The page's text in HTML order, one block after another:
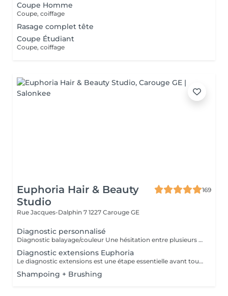
Coupe Homme
Coupe, coiffage
Rasage complet tête
Coupe Étudiant
Coupe, coiffage
Euphoria Hair & Beauty
Studio
169
Rue Jacques-Dalphin 7 1227 Carouge GE
Diagnostic personnalisé
Diagnostic balayage/couleur Une hésitation entre plusieurs prestations ? Vous avez besoin de conseils personnalisés ? En réservant votre diagnostic, un moment vous sera dédié avec l'un de nos experts pour voir quel forfait répond à vos besoins. Bon à savoir : Le prix du diagnostic sera déduit de la prestation finale si elle a lieu dans le mois suivant le diagnostic. Les diagnostics étant effectués durant la journée, ils ne garantissent donc pas de pouvoir enchaîner directement sur la prestation choisie. Détails de la prestation : - Consultation personnalisée de 15 minutes - Prélèvement de mèche test si besoin - Conseils personnalisés
Diagnostic extensions Euphoria
Le diagnostic extensions est une étape essentielle avant toute pose. Il vous permet de bénéficier d'un accompagnement personnalisé afin d'obtenir un résultat naturel, harmonieux et adapté à votre chevelure. Lors de ce rendez-vous, analysons : - La nature de vos cheveux - Votre densité capillaire - Vos habitudes et votre routine - Le résultat souhaité Grâce à ce bilan, nous vous orientons vers la technique la plus adaptée : weft, kératine, tape, I-tips, micro-anneaux. Nous travaillons exclusivement avec des cheveux de qualité Remy Hair, garantissant douceur, durabilité et rendu haut de gamme. Vous recevrez également des conseils personnalisés pour l'entretien, afin d'assurer la tenue dans le temps et de préserver la santé de vos cheveux naturels. Pour assurer un diagnostic optimal, veuillez venir avec les cheveux propres, idéalement lavés dans les 24 heures précédant votre rendez-vous. À l'issue du diagnostic, si vous souhaitez réserver votre rendez-vous pour la pose des extensions, un acompte de 50 % sera demandé afin de valider votre réservation.
Shampoing + Brushing